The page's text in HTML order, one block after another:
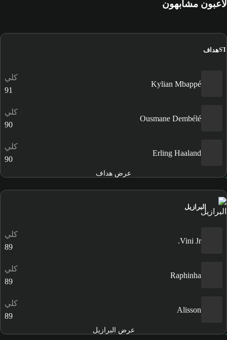
لاعبون مشابهون
STهداف
Kylian Mbappé
كلي
91
Ousmane Dembélé
كلي
90
Erling Haaland
كلي
90
عرض هداف
البرازيل
Vini Jr.
كلي
89
Raphinha
كلي
89
Alisson
كلي
89
عرض البرازيل